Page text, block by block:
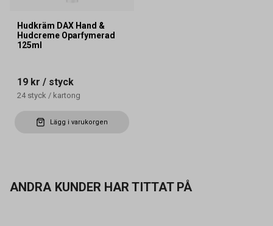
Hudkräm DAX Hand &
Hudcreme Oparfymerad
125ml
19 kr / styck
24 styck / kartong
Lägg i varukorgen
ANDRA KUNDER HAR TITTAT PÅ